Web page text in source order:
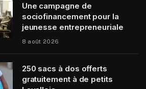
Une campagne de
sociofinancement pour la
jeunesse entrepreneuriale
8 août 2026
250 sacs à dos offerts
gratuitement à de petits